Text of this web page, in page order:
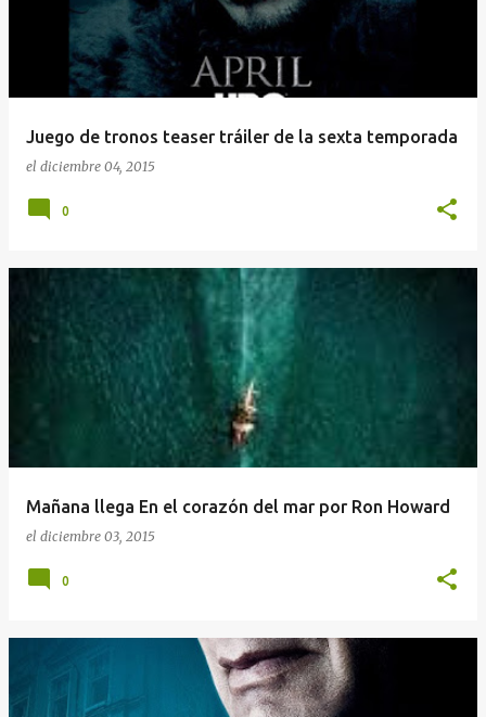
Juego de tronos teaser tráiler de la sexta temporada
el diciembre 04, 2015
0
Mañana llega En el corazón del mar por Ron Howard
el diciembre 03, 2015
0